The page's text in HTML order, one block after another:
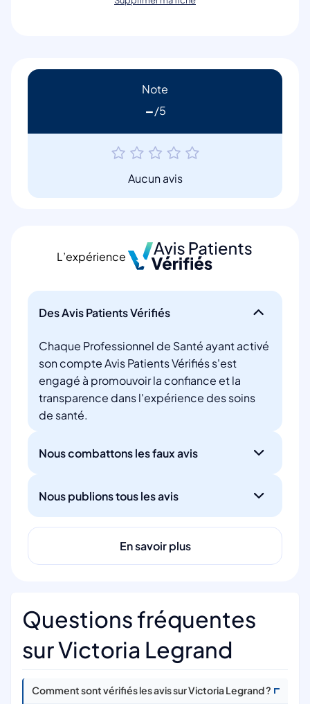
Note
-
Aucun avis
L’expérience
Des Avis Patients Vérifiés
Chaque Professionnel de Santé ayant activé
son compte Avis Patients Vérifiés s'est
engagé à promouvoir la confiance et la
transparence dans l'expérience des soins
de santé.
Nous combattons les faux avis
Nous publions tous les avis
En savoir plus
Questions fréquentes
sur Victoria Legrand
Comment sont vérifiés les avis sur Victoria Legrand ?